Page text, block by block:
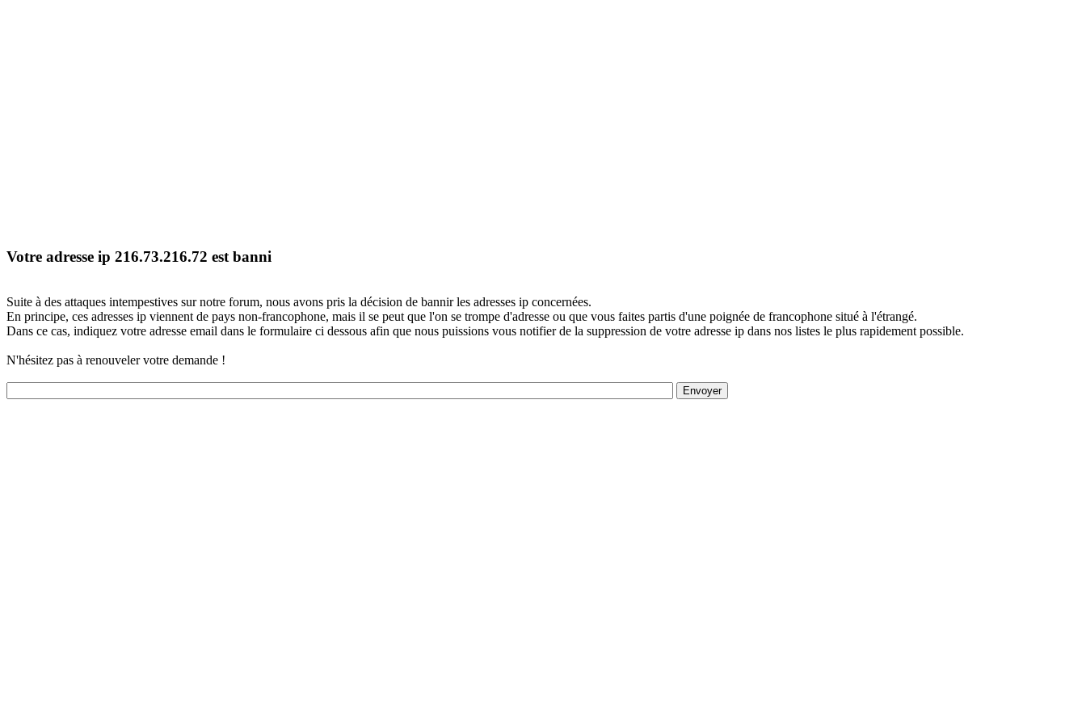
Votre adresse ip 216.73.216.72 est banni
Suite à des attaques intempestives sur notre forum, nous avons pris la décision de bannir les adresses ip concernées.
En principe, ces adresses ip viennent de pays non-francophone, mais il se peut que l'on se trompe d'adresse ou que vous faites partis d'une poignée de francophone situé à l'étrangé.
Dans ce cas, indiquez votre adresse email dans le formulaire ci dessous afin que nous puissions vous notifier de la suppression de votre adresse ip dans nos listes le plus rapidement possible.
N'hésitez pas à renouveler votre demande !